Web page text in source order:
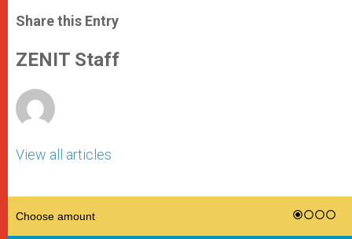
t
s
p
p
s
e
g
e
e
b
o
k
Share this Entry
ZENIT Staff
View all articles